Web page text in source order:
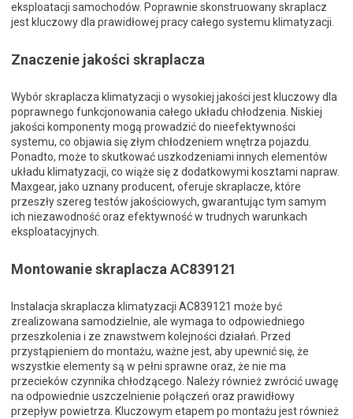
eksploatacji samochodów. Poprawnie skonstruowany skraplacz
jest kluczowy dla prawidłowej pracy całego systemu klimatyzacji.
Znaczenie jakości skraplacza
Wybór skraplacza klimatyzacji o wysokiej jakości jest kluczowy dla
poprawnego funkcjonowania całego układu chłodzenia. Niskiej
jakości komponenty mogą prowadzić do nieefektywności
systemu, co objawia się złym chłodzeniem wnętrza pojazdu.
Ponadto, może to skutkować uszkodzeniami innych elementów
układu klimatyzacji, co wiąże się z dodatkowymi kosztami napraw.
Maxgear, jako uznany producent, oferuje skraplacze, które
przeszły szereg testów jakościowych, gwarantując tym samym
ich niezawodność oraz efektywność w trudnych warunkach
eksploatacyjnych.
Montowanie skraplacza AC839121
Instalacja skraplacza klimatyzacji AC839121 może być
zrealizowana samodzielnie, ale wymaga to odpowiedniego
przeszkolenia i ze znawstwem kolejności działań. Przed
przystąpieniem do montażu, ważne jest, aby upewnić się, że
wszystkie elementy są w pełni sprawne oraz, że nie ma
przecieków czynnika chłodzącego. Należy również zwrócić uwagę
na odpowiednie uszczelnienie połączeń oraz prawidłowy
przepływ powietrza. Kluczowym etapem po montażu jest również